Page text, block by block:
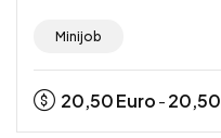
Minijob
20,50Euro - 20,50